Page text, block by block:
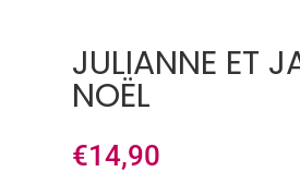
JULIANNE ET
NOËL
€14,90